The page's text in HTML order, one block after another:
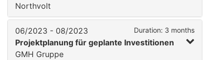
Northvolt
06/2023 - 08/2023 Duration: 3 months
Projektplanung für geplante Investitionen
GMH Gruppe